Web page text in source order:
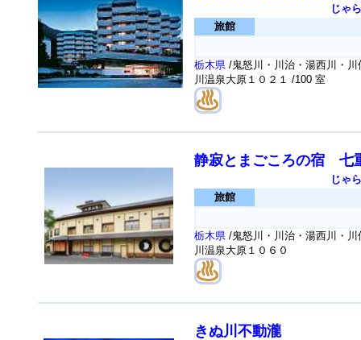
じゃ
旅館
栃木県 /鬼怒川・川治・湯西川・
川温泉大原１０２１ /100 室
静寂とまごころの宿 七
じゃ
旅館
栃木県 /鬼怒川・川治・湯西川・
川温泉大原１０６０
きぬ川不動瀧